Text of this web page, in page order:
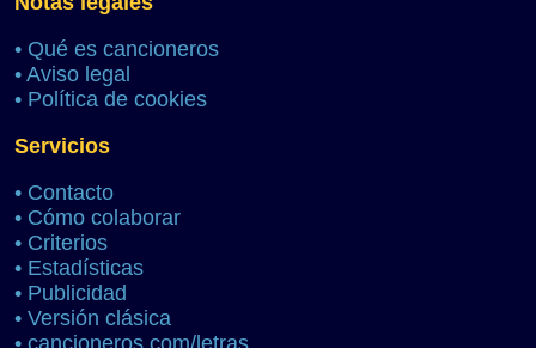
• Qué es cancioneros
• Aviso legal
• Política de cookies
Servicios
• Contacto
• Cómo colaborar
• Criterios
• Estadísticas
• Publicidad
• Versión clásica